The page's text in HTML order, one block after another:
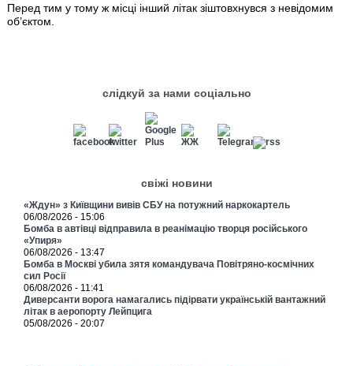
Перед тим у тому ж місці інший літак зіштовхнувся з невідомим
об’єктом.
слідкуй за нами соціально
свіжі новини
«Ждун» з Київщини вивів СБУ на потужний наркокартель
06/08/2026 - 15:06
Бомба в автівці відправила в реанімацію творця російського
«Упиря»
06/08/2026 - 13:47
Бомба в Москві убила зятя командувача Повітряно-космічних
сил Росії
06/08/2026 - 11:41
Диверсанти ворога намагались підірвати українській вантажний
літак в аеропорту Лейпцига
05/08/2026 - 20:07